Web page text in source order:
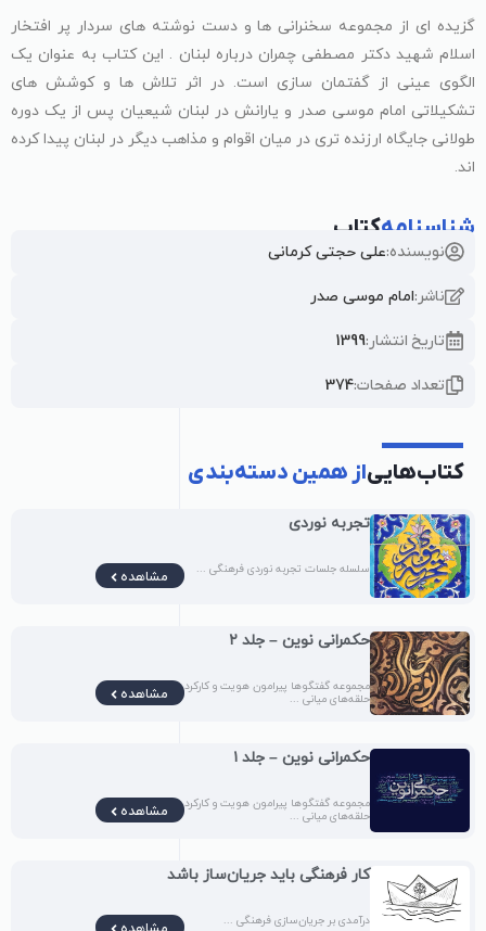
گزیده ای از مجموعه سخنرانی ها و دست نوشته های سردار پر افتخار
اسلام شهید دکتر مصطفی چمران درباره لبنان . این کتاب به عنوان یک
الگوی عینی از گفتمان سازی است. در اثر تلاش ها و کوشش های
تشکیلاتی امام موسی صدر و یارانش در لبنان شیعیان پس از یک دوره
طولانی جایگاه ارزنده تری در میان اقوام و مذاهب دیگر در لبنان پیدا کرده
اند.
شناسنامهکتاب
نویسنده:علی حجتی کرمانی
ناشر:امام موسی صدر
تاریخ انتشار:1399
تعداد صفحات:374
کتاب‌هاییاز همین دسته‌بندی
تجربه نوردی
سلسله جلسات تجربه نوردی فرهنگی ... مشاهده
حکمرانی نوین – جلد ۲
مجموعه گفتگوها پیرامون هویت و کارکرد
حلقه‌های میانی ...
مشاهده
حکمرانی نوین – جلد ۱
مجموعه گفتگوها پیرامون هویت و کارکرد
حلقه‌های میانی ...
مشاهده
کار فرهنگی باید جریان‌ساز باشد
درآمدی بر جریان‌سازی فرهنگی ...